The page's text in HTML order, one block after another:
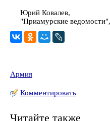
Юрий Ковалев,
"Приамурские
Армия
Комментировать
Читайте также